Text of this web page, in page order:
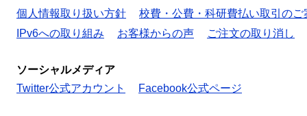
個人情報取り扱い方針
校費・公費・科研費払い取引のご
IPv6への取り組み
お客様からの声 ご注文の取り消し
ソーシャルメディア
Twitter公式アカウント
Facebook公式ページ